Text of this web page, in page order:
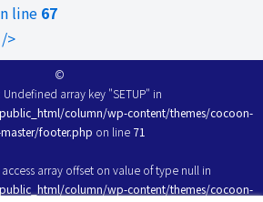
line 67
>
©
: Undefined array key "SETUP" in
column/wp-content/themes/cocoon-
footer.php on line 71
array offset on value of type null in
column/wp-content/themes/cocoon-